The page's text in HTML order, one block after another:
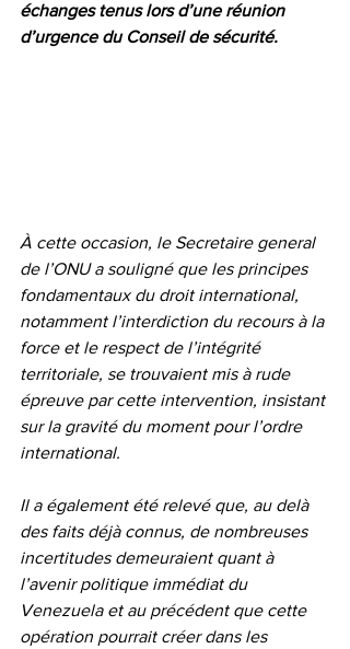
échanges tenus lors d’une réunion
d’urgence du Conseil de sécurité.
À cette occasion, le Secretaire general
de l’ONU a souligné que les principes
fondamentaux du droit international,
notamment l’interdiction du recours à la
force et le respect de l’intégrité
territoriale, se trouvaient mis à rude
épreuve par cette intervention, insistant
sur la gravité du moment pour l’ordre
international.
Il a également été relevé que, au delà
des faits déjà connus, de nombreuses
incertitudes demeuraient quant à
l’avenir politique immédiat du
Venezuela et au précédent que cette
opération pourrait créer dans les